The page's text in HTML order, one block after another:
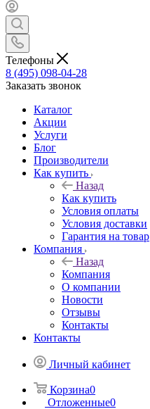
Телефоны
8 (495) 098-04-28
Заказать звонок
Каталог
Акции
Услуги
Блог
Производители
Как купить
Назад
Как купить
Условия оплаты
Условия доставки
Гарантия на товар
Компания
Назад
Компания
О компании
Новости
Отзывы
Контакты
Контакты
Личный кабинет
Корзина0
Отложенные0